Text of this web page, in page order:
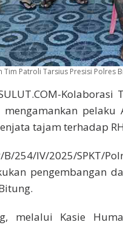
Tim Patroli Tarsius Presisi Polres
tajam terhadap
B/254/lV/2025/SPKT/
pengembangan
melalui Kasie